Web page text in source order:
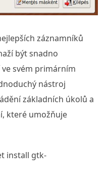
záznamníků
být snadno
svém primárním
nástroj
základních úkolů a
které umožňuje
install gtk-